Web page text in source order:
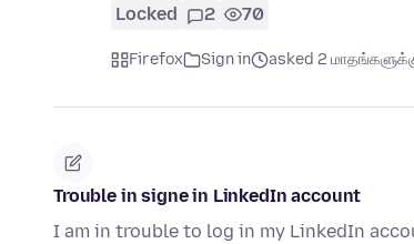
Locked 2 70
Firefox Sign in asked 2
Trouble in signe in LinkedIn account
I am in trouble to log in my LinkedIn